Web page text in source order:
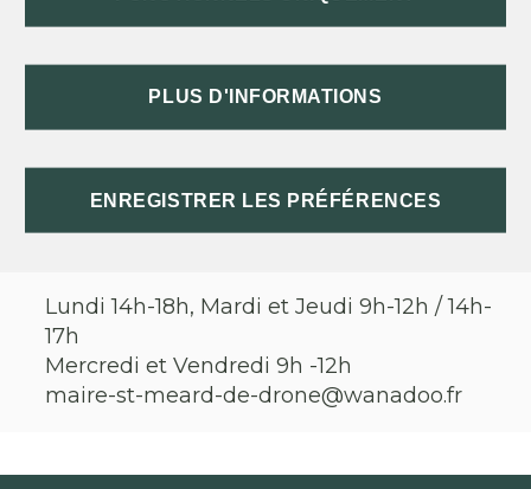
PLUS D'INFORMATIONS
ENREGISTRER LES PRÉFÉRENCES
24600
Lundi 14h-18h, Mardi et Jeudi 9h-12h / 14h-
17h
Mercredi et Vendredi 9h -12h
maire-st-meard-de-drone@wanadoo.fr